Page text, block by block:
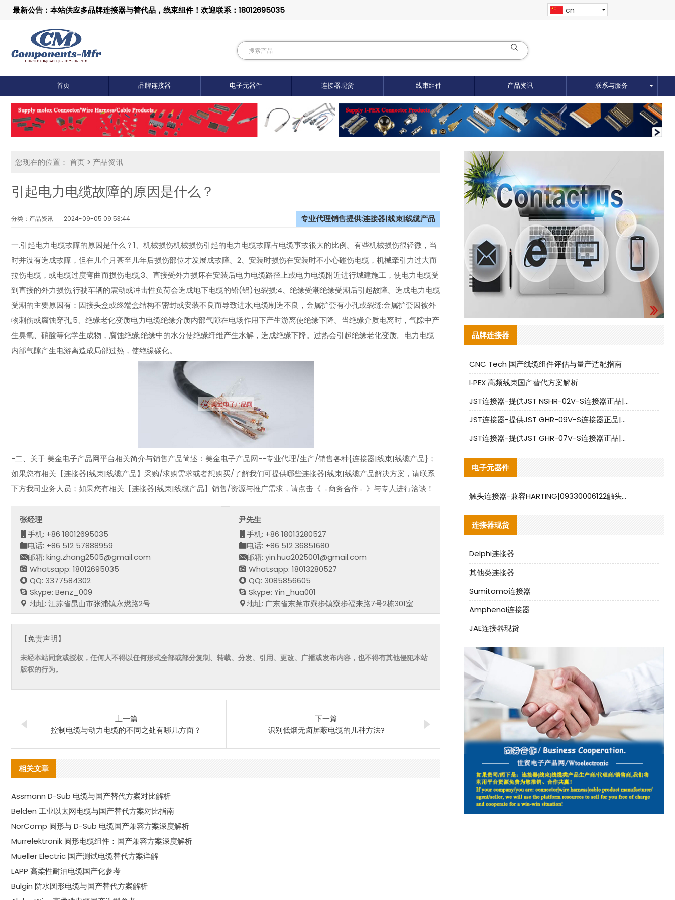
最新公告：本站供应多品牌连接器与替代品，线束组件！欢迎联系：18012695035 cn
首页 品牌连接器 电子元器件 连接器现货 线束组件 产品资讯 联系与服务
您现在的位置： 首页 > 产品资讯
引起电力电缆故障的原因是什么？
分类：产品资讯 2024-09-05 09:53:44 专业代理销售提供:连接器|线束|线缆产品
一.引起电力电缆故障的原因是什么？1、机械损伤机械损伤引起的电力电缆故障占电缆事故很大的比例。有些机械损伤很轻微，当
时并没有造成故障，但在几个月甚至几年后损伤部位才发展成故障。2、安装时损伤在安装时不小心碰伤电缆，机械牵引力过大而
拉伤电缆，或电缆过度弯曲而损伤电缆;3、直接受外力损坏在安装后电力电缆路径上或电力电缆附近进行城建施工，使电力电缆受
到直接的外力损伤;行驶车辆的震动或冲击性负荷会造成地下电缆的铅(铝)包裂损;4、绝缘受潮绝缘受潮后引起故障。造成电力电缆
受潮的主要原因有：因接头盒或终端盒结构不密封或安装不良而导致进水;电缆制造不良，金属护套有小孔或裂缝;金属护套因被外
物刺伤或腐蚀穿孔;5、绝缘老化变质电力电缆绝缘介质内部气隙在电场作用下产生游离使绝缘下降。当绝缘介质电离时，气隙中产
生臭氧、硝酸等化学生成物，腐蚀绝缘;绝缘中的水分使绝缘纤维产生水解，造成绝缘下降。过热会引起绝缘老化变质。电力电缆
内部气隙产生电游离造成局部过热，使绝缘碳化。
-二、关于 美金电子产品网平台相关简介与销售产品简述：美金电子产品网--专业代理/生产/销售各种{连接器|线束|线缆产品}；
如果您有相关【连接器|线束|线缆产品】采购/求购需求或者想购买/了解我们可提供哪些连接器|线束|线缆产品解决方案，请联系
下方我司业务人员；如果您有相关【连接器|线束|线缆产品】销售/资源与推广需求，请点击《→商务合作←》与专人进行洽谈！
张经理
手机: +86 18012695035
电话: +86 512 57888959
邮箱: king.zhang2505@gmail.com
Whatsapp: 18012695035
QQ: 3377584302
Skype: Benz_009
地址: 江苏省昆山市张浦镇永燃路2号
尹先生
手机: +86 18013280527
电话: +86 512 36851680
邮箱: yin.hua2025001@gmail.com
Whatsapp: 18013280527
QQ: 3085856605
Skype: Yin_hua001
地址: 广东省东莞市寮步镇寮步福来路7号2栋301室
【免责声明】
未经本站同意或授权，任何人不得以任何形式全部或部分复制、转载、分发、引用、更改、广播或发布内容，也不得有其他侵犯本站
版权的行为。
上一篇
控制电缆与动力电缆的不同之处有哪几方面？
下一篇
识别低烟无卤屏蔽电缆的几种方法?
相关文章
Assmann D-Sub 电缆与国产替代方案对比解析
Belden 工业以太网电缆与国产替代方案对比指南
NorComp 圆形与 D-Sub 电缆国产兼容方案深度解析
Murrelektronik 圆形电缆组件：国产兼容方案深度解析
Mueller Electric 国产测试电缆替代方案详解
LAPP 高柔性耐油电缆国产化参考
Bulgin 防水圆形电缆与国产替代方案解析
品牌连接器
CNC Tech 国产线缆组件评估与量产适配指南
I‑PEX 高频线束国产替代方案解析
JST连接器-提供JST NSHR-02V-S连接器正品|替代品
JST连接器-提供JST GHR-09V-S连接器正品|替代品
JST连接器-提供JST GHR-07V-S连接器正品|替代品
电子元器件
触头连接器-兼容HARTING|09330006122触头连接器替代品说明
连接器现货
Delphi连接器
其他类连接器
Sumitomo连接器
Amphenol连接器
JAE连接器现货